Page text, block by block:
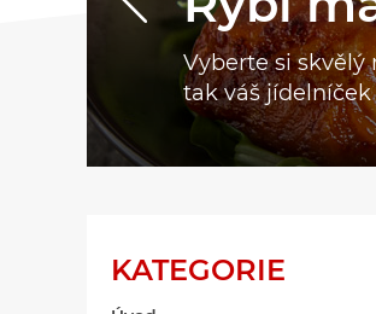
Vyberte si skvělý
tak váš jídelníček
KATEGORIE